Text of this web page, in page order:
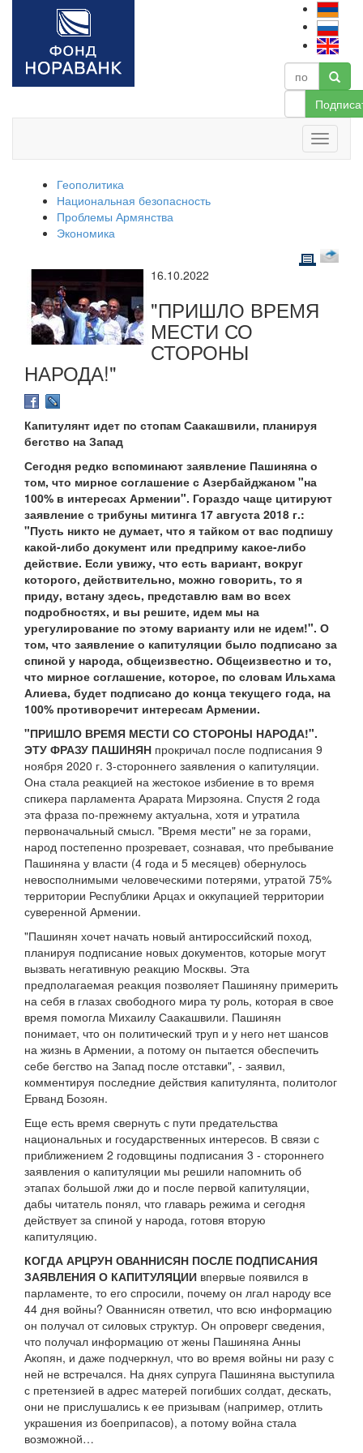
Геополитика
Национальная безопасность
Проблемы Армянства
Экономика
16.10.2022
"ПРИШЛО ВРЕМЯ
МЕСТИ СО
СТОРОНЫ
НАРОДА!"
Капитулянт идет по стопам Саакашвили, планируя
бегство на Запад
Сегодня редко вспоминают заявление Пашиняна о
том, что мирное соглашение с Азербайджаном "на
100% в интересах Армении". Гораздо чаще цитируют
заявление с трибуны митинга 17 августа 2018 г.:
"Пусть никто не думает, что я тайком от вас подпишу
какой-либо документ или предприму какое-либо
действие. Если увижу, что есть вариант, вокруг
которого, действительно, можно говорить, то я
приду, встану здесь, представлю вам во всех
подробностях, и вы решите, идем мы на
урегулирование по этому варианту или не идем!". О
том, что заявление о капитуляции было подписано за
спиной у народа, общеизвестно. Общеизвестно и то,
что мирное соглашение, которое, по словам Ильхама
Алиева, будет подписано до конца текущего года, на
100% противоречит интересам Армении.
"ПРИШЛО ВРЕМЯ МЕСТИ СО СТОРОНЫ НАРОДА!".
ЭТУ ФРАЗУ ПАШИНЯН прокричал после подписания 9
ноября 2020 г. 3-стороннего заявления о капитуляции.
Она стала реакцией на жестокое избиение в то время
спикера парламента Арарата Мирзояна. Спустя 2 года
эта фраза по-прежнему актуальна, хотя и утратила
первоначальный смысл. "Время мести" не за горами,
народ постепенно прозревает, сознавая, что пребывание
Пашиняна у власти (4 года и 5 месяцев) обернулось
невосполнимыми человеческими потерями, утратой 75%
территории Республики Арцах и оккупацией территории
суверенной Армении.
"Пашинян хочет начать новый антироссийский поход,
планируя подписание новых документов, которые могут
вызвать негативную реакцию Москвы. Эта
предполагаемая реакция позволяет Пашиняну примерить
на себя в глазах свободного мира ту роль, которая в свое
время помогла Михаилу Саакашвили. Пашинян
понимает, что он политический труп и у него нет шансов
на жизнь в Армении, а потому он пытается обеспечить
себе бегство на Запад после отставки", - заявил,
комментируя последние действия капитулянта, политолог
Ерванд Бозоян.
Еще есть время свернуть с пути предательства
национальных и государственных интересов. В связи с
приближением 2 годовщины подписания 3 - стороннего
заявления о капитуляции мы решили напомнить об
этапах большой лжи до и после первой капитуляции,
дабы читатель понял, что главарь режима и сегодня
действует за спиной у народа, готовя вторую
капитуляцию.
КОГДА АРЦРУН ОВАННИСЯН ПОСЛЕ ПОДПИСАНИЯ
ЗАЯВЛЕНИЯ О КАПИТУЛЯЦИИ впервые появился в
парламенте, то его спросили, почему он лгал народу все
44 дня войны? Ованнисян ответил, что всю информацию
он получал от силовых структур. Он опроверг сведения,
что получал информацию от жены Пашиняна Анны
Акопян, и даже подчеркнул, что во время войны ни разу с
ней не встречался. На днях супруга Пашиняна выступила
с претензией в адрес матерей погибших солдат, дескать,
они не прислушались к ее призывам (например, отлить
украшения из боеприпасов), а потому война стала
возможной…